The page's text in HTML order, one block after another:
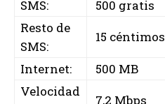
SMS:
500 gratis
Resto de
SMS:
15 céntimos
Internet:
500 MB
Velocidad
7,2 Mbps